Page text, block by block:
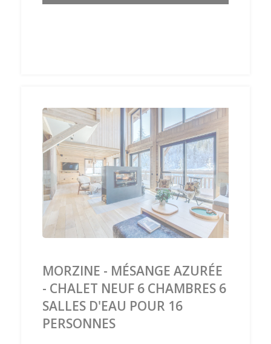
‹
MORZINE - MÉSANGE AZURÉE
- CHALET NEUF 6 CHAMBRES 6
SALLES D'EAU POUR 16
PERSONNES